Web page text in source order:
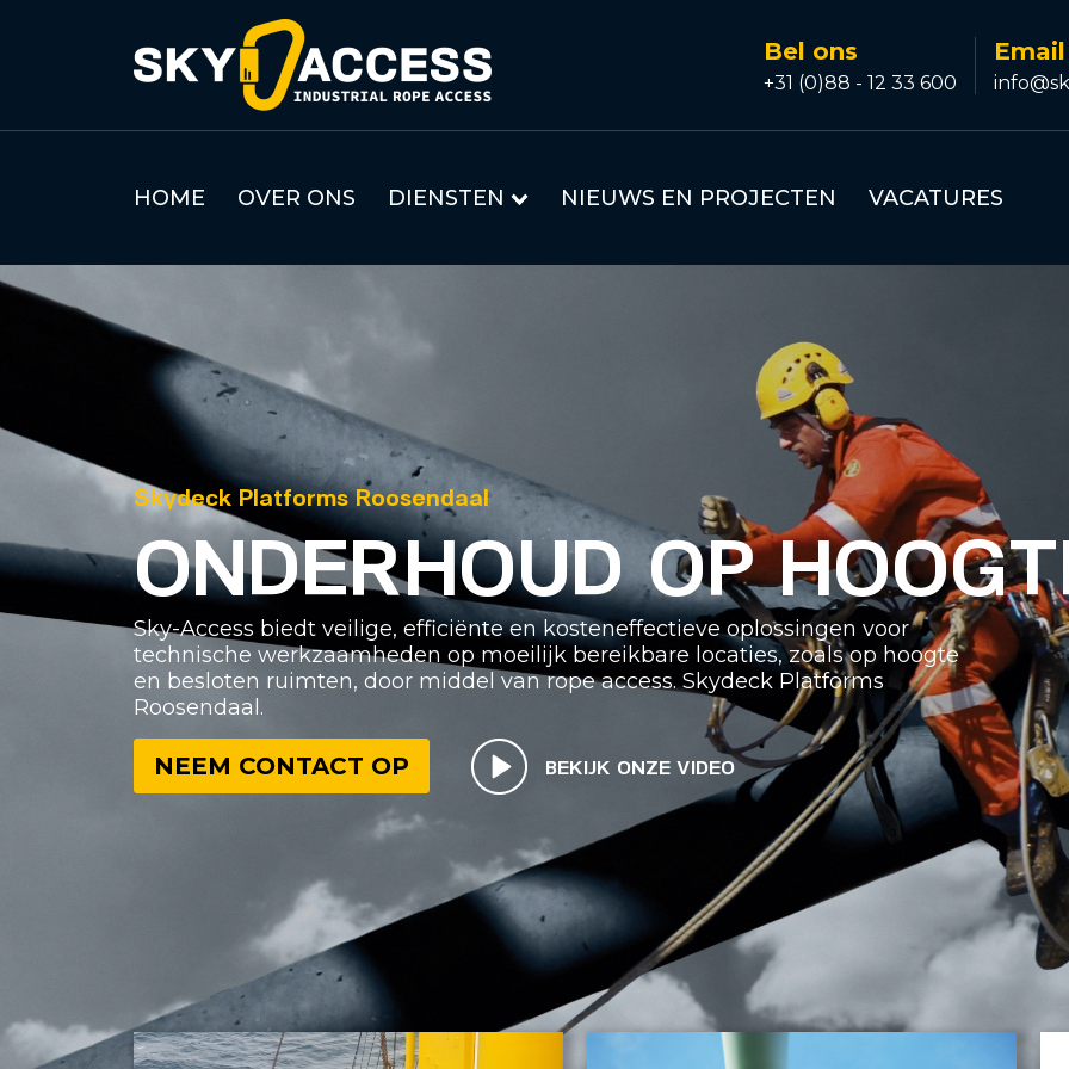
Bel ons
+31 (0)88 - 12 33 600
HOME OVER ONS DIENSTEN NIEUWS EN PROJECTEN VACATURES
Skydeck Platforms Roosendaal
ONDERHOUD OP
Sky-Access biedt veilige, efficiënte en kosteneffectieve oplossingen voor
technische werkzaamheden op moeilijk bereikbare locaties, zoals op hoogte
en besloten ruimten, door middel van rope access. Skydeck Platforms
Roosendaal.
NEEM CONTACT OP BEKIJK ONZE VIDEO